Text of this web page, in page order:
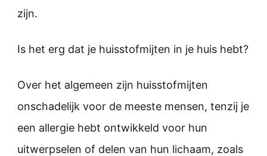
zijn.
Is het erg dat je huisstofmijten in je huis hebt?
Over het algemeen zijn huisstofmijten
onschadelijk voor de meeste mensen, tenzij je
een allergie hebt ontwikkeld voor hun
uitwerpselen of delen van hun lichaam, zoals